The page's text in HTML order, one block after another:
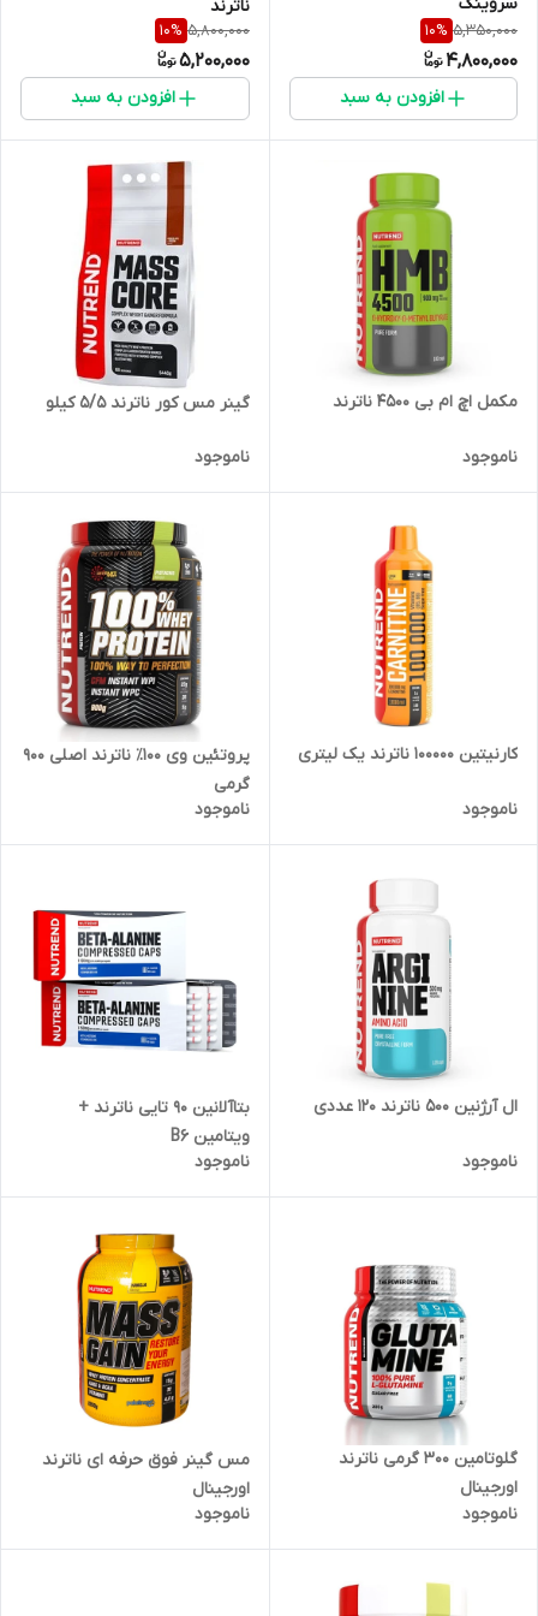
سروینگ
5,350,000
10%
4,800,000
افزودن به سبد
ناترند
5,800,000
10%
5,200,000
افزودن به سبد
مکمل اچ ام بی ۴۵۰۰ ناترند
ناموجود
گینر مس کور ناترند ۵/۵ کیلو
ناموجود
کارنیتین 100000 ناترند یک لیتری
ناموجود
پروتئین وی ۱۰۰٪ ناترند اصلی ۹۰۰
گرمی
ناموجود
ال آرژنین ۵۰۰ ناترند ۱۲۰ عددی
ناموجود
بتاآلانین ۹۰ تایی ناترند +
ویتامین B6
ناموجود
گلوتامین ۳۰۰ گرمی ناترند
اورجینال
ناموجود
مس گینر فوق حرفه ای ناترند
اورجینال
ناموجود